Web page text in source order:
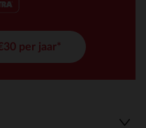
per jaar*